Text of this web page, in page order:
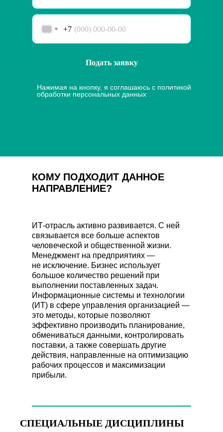
+7
Подать заявку
Нажимая на кнопку, я соглашаюсь с политикой
обработки персональных данных
КОМУ ПОДХОДИТ ДАННОЕ
НАПРАВЛЕНИЕ?
ИТ-отрасль активно развивается. С ней
связывается все больше аспектов
человеческой и общественной жизни.
Менеджмент на предприятиях —
не исключение. Бизнес использует
большое количество решений при
выполнении поставленных задач.
Информационные системы и технологии
(ИТ) в сфере управления организацией —
это методы, которые позволяют
эффективно производить планирование,
обмениваться данными, контролировать
поставки, а также совершать другие
действия, направленные на оптимизацию
рабочих процессов и максимизации
прибыли.
СПЕЦИАЛЬНЫЕ ДИСЦИПЛИНЫ